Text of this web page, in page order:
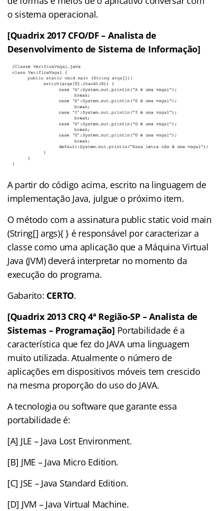
o sistema operacional.
[Quadrix 2017 CFO/DF – Analista de
Desenvolvimento de Sistema de Informação]
A partir do código acima, escrito na linguagem de
implementação Java, julgue o próximo item.
O método com a assinatura public static void main
(String[] args){ } é responsável por caracterizar a
classe como uma aplicação que a Máquina Virtual
Java (JVM) deverá interpretar no momento da
execução do programa.
Gabarito: CERTO.
[Quadrix 2013 CRQ 4ª Região-SP – Analista de
Sistemas – Programação] Portabilidade é a
característica que fez do JAVA uma linguagem
muito utilizada. Atualmente o número de
aplicações em dispositivos móveis tem crescido
na mesma proporção do uso do JAVA.
A tecnologia ou software que garante essa
portabilidade é:
[A] JLE – Java Lost Environment.
[B] JME – Java Micro Edition.
[C] JSE – Java Standard Edition.
[D] JVM – Java Virtual Machine.